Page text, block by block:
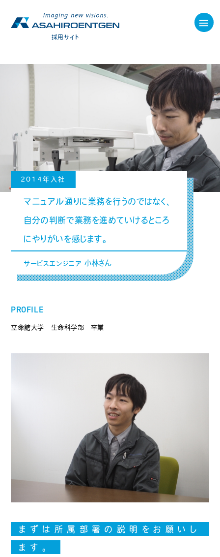
採用サイト
2014年入社
マニュアル通りに業務を行うのではなく、
自分の判断で業務を進めていけるところ
にやりがいを感じます。
サービスエンジニア 小林さん
PROFILE
立命館大学 生命科学部 卒業
まずは所属部署の説明をお願いし
ます。